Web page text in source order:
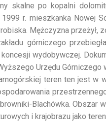
skalne po kopalni
1999 r. mieszkanka Nowej
Mężczyzna przeżył,
górniczego
wydobywczej.
Urzędu Górniczego
teren ten jest w
Blachówka. Obszar
i krajobrazu jako